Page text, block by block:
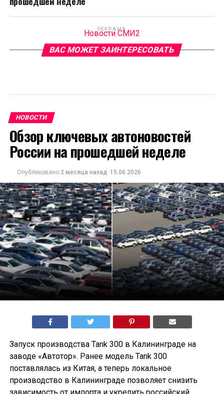
РЕКЛАМА
Новости СМИ2
ВАС МОЖЕТ ЗАИНТЕРЕСОВАТЬ
НОВОСТИ
Обзор ключевых автоновостей
России на прошедшей неделе
Опубликовано 2 месяца назад 15.06.2026
Запуск производства Tank 300 в Калининграде на
заводе «Автотор». Ранее модель Tank 300
поставлялась из Китая, а теперь локальное
производство в Калининграде позволяет снизить